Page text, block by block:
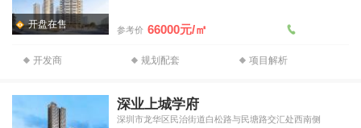
开盘在售 参考价 66000元/㎡
开发商 规划配套 项目解析
深业上城学府
深圳市龙华区民治街道白松路与民塘路交汇处西南侧